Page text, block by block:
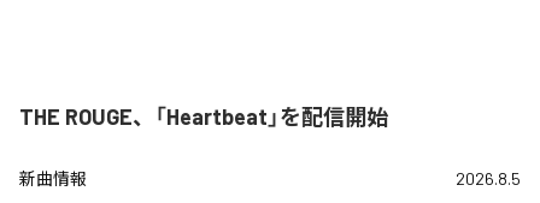
THE ROUGE、「Heartbeat」を配信開始
新曲情報 2026.8.5